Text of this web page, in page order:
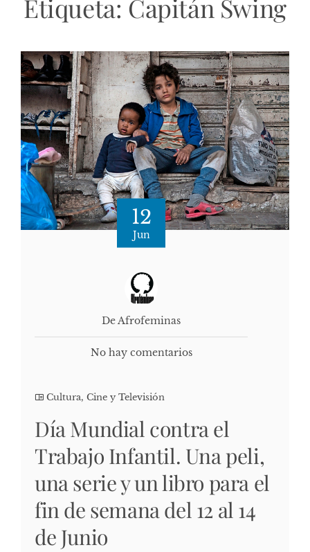
Etiqueta: Capitán Swing
12
Jun
De Afrofeminas
No hay comentarios
Cultura, Cine y Televisión
Día Mundial contra el
Trabajo Infantil. Una peli,
una serie y un libro para el
fin de semana del 12 al 14
de Junio